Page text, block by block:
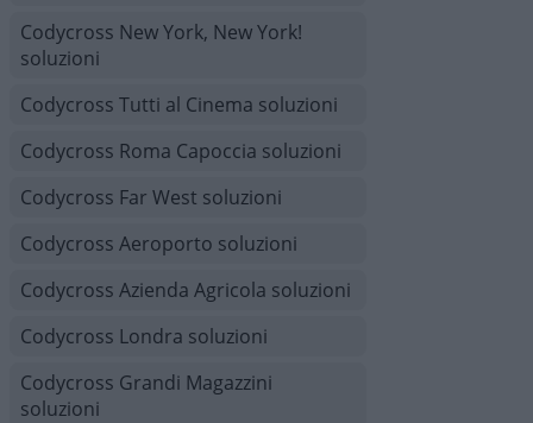
Codycross New York, New York!
soluzioni
Codycross Tutti al Cinema soluzioni
Codycross Roma Capoccia soluzioni
Codycross Far West soluzioni
Codycross Aeroporto soluzioni
Codycross Azienda Agricola soluzioni
Codycross Londra soluzioni
Codycross Grandi Magazzini
soluzioni